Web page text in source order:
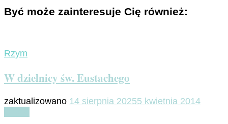
Być może zainteresuje Cię również:
Rzym
W dzielnicy św. Eustachego
zaktualizowano 14 sierpnia 20255 kwietnia 2014